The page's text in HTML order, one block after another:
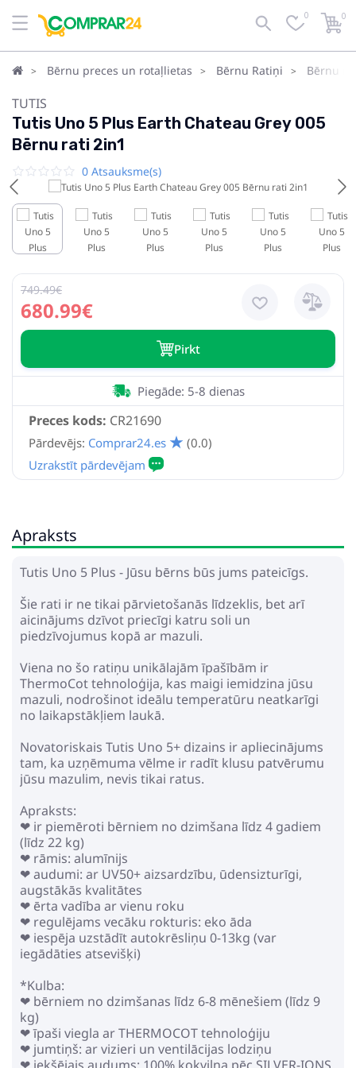
0 0
Bērnu preces un rotaļlietas Bērnu Ratiņi Bērnu
TUTIS
Tutis Uno 5 Plus Earth Chateau Grey 005
Bērnu rati 2in1
0 Atsauksme(s)
680.99€
749.49€
Pirkt
Preces kods: CR21690
Piegāde: 5-8 dienas
Pārdevējs: Comprar24.es (0.0)
Apraksts
Tutis Uno 5 Plus - Jūsu bērns būs jums pateicīgs.
Šie rati ir ne tikai pārvietošanās līdzeklis, bet arī
aicinājums dzīvot priecīgi katru soli un
piedzīvojumus kopā ar mazuli.
Viena no šo ratiņu unikālajām īpašībām ir
ThermoCot tehnoloģija, kas maigi iemidzina jūsu
mazuli, nodrošinot ideālu temperatūru neatkarīgi
no laikapstākļiem laukā.
Novatoriskais Tutis Uno 5+ dizains ir apliecinājums
tam, ka uzņēmuma vēlme ir radīt klusu patvērumu
jūsu mazulim, nevis tikai ratus.
Apraksts:
❤ ir piemēroti bērniem no dzimšana līdz 4 gadiem
(līdz 22 kg)
❤ rāmis: alumīnijs
❤ audumi: ar UV50+ aizsardzību, ūdensizturīgi,
augstākās kvalitātes
❤ ērta vadība ar vienu roku
❤ regulējams vecāku rokturis: eko āda
❤ iespēja uzstādīt autokrēsliņu 0-13kg (var
iegādāties atsevišķi)
*Kulba:
❤ bērniem no dzimšanas līdz 6-8 mēnešiem (līdz 9
kg)
❤ īpaši viegla ar THERMOCOT tehnoloģiju
❤ jumtiņš: ar vizieri un ventilācijas lodziņu